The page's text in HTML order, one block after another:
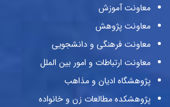
معاونت آموزش
معاونت پژوهش
معاونت فرهنگی و دانشجویی
معاونت ارتباطات و امور بین الملل
پژوهشگاه ادیان و مذاهب
پژوهشکده مطالعات زن و خانواده